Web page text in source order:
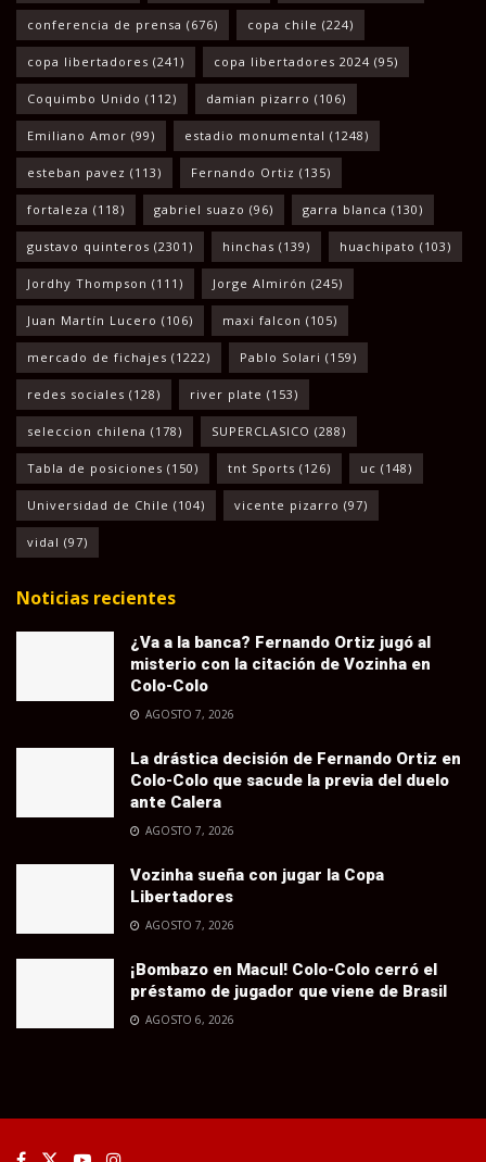
conferencia de prensa (676) copa chile (224)
copa libertadores (241) copa libertadores 2024 (95)
Coquimbo Unido (112) damian pizarro (106)
Emiliano Amor (99) estadio monumental (1248)
esteban pavez (113) Fernando Ortiz (135)
fortaleza (118) gabriel suazo (96) garra blanca (130)
gustavo quinteros (2301) hinchas (139) huachipato (103)
Jordhy Thompson (111) Jorge Almirón (245)
Juan Martín Lucero (106) maxi falcon (105)
mercado de fichajes (1222) Pablo Solari (159)
redes sociales (128) river plate (153)
seleccion chilena (178) SUPERCLASICO (288)
Tabla de posiciones (150) tnt Sports (126) uc (148)
Universidad de Chile (104) vicente pizarro (97)
vidal (97)
Noticias recientes
¿Va a la banca? Fernando Ortiz jugó al
misterio con la citación de Vozinha en
Colo-Colo
AGOSTO 7, 2026
La drástica decisión de Fernando Ortiz en
Colo-Colo que sacude la previa del duelo
ante Calera
AGOSTO 7, 2026
Vozinha sueña con jugar la Copa
Libertadores
AGOSTO 7, 2026
¡Bombazo en Macul! Colo-Colo cerró el
préstamo de jugador que viene de Brasil
AGOSTO 6, 2026